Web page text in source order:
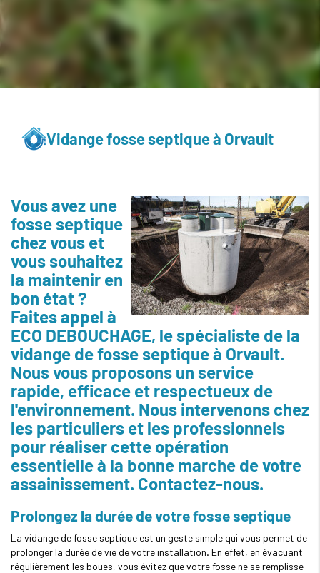
Vidange fosse septique à Orvault
Vous avez une
fosse septique
chez vous et
vous souhaitez
la maintenir en
bon état ?
Faites appel à
ECO DEBOUCHAGE, le spécialiste de la
vidange de fosse septique à Orvault.
Nous vous proposons un service
rapide, efficace et respectueux de
l'environnement. Nous intervenons chez
les particuliers et les professionnels
pour réaliser cette opération
essentielle à la bonne marche de votre
assainissement. Contactez-nous.
Prolongez la durée de votre fosse septique
La vidange de fosse septique est un geste simple qui vous permet de
prolonger la durée de vie de votre installation. En effet, en évacuant
régulièrement les boues, vous évitez que votre fosse ne se remplisse